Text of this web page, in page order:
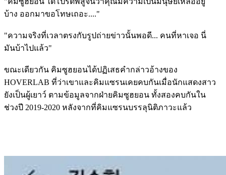
บ้าง ออกมาขอโทษเถอะ...."
"ความจริงที่เวลาตรงกับรูปถ่ายข่าวนั้นพอดี... คนที่หาเจอ นี่
มันบ้าไปแล้ว"
ขณะเดียวกัน คิมซูฮยอนได้ปฏิเสธคำกล่าวอ้างของ
HOVERLAB ที่ว่าเขาและคิมแซรนเคยคบกันเมื่อนักแสดงสาว
ยังเป็นผู้เยาว์ ตามข้อมูลจากฝ่ายคิมซูฮยอน ทั้งสองคบกันใน
ช่วงปี 2019-2020 หลังจากที่คิมแซรนบรรลุนิติภาวะแล้ว